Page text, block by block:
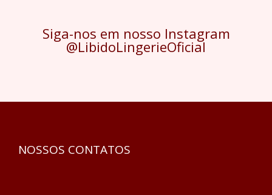
Siga-nos em nosso Instagram
@LibidoLingerieOficial
NOSSOS CONTATOS